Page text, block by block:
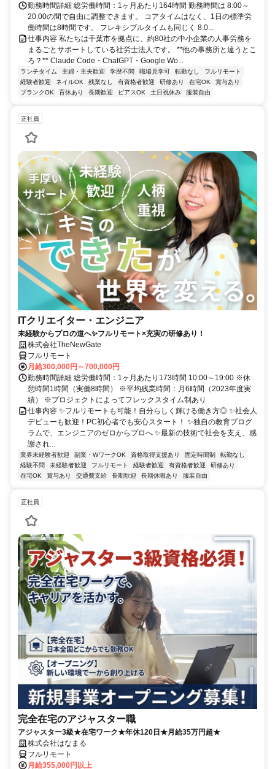
勤務時間詳細 総労働時間：1ヶ月あたり164時間 勤務時間は 8:00～
20:00の間で自由に調整できます。 コアタイムはなく、1日の標準労
働時間は8時間です。 フレキシブルタイムも同じく 8:0...
仕事内容 私たちは千葉市を拠点に、約80社の中小企業の人事労務を
まるごとサポートしている社労士法人です。 **他の事務所と違うとこ
ろ？** Claude Code・ChatGPT・Google Wo...
ランチタイム 主婦・主夫歓迎 学歴不問 職場見学可 転勤なし
フルリモート
経験者歓迎
ネイルOK 残業なし 有資格者歓迎 研修あり 在宅OK
賞与あり
ブランクOK
育休あり 長期歓迎 ピアスOK 土日祝休み 服装自由
正社員
ITクリエイター・エンジニア
未経験からプロの道へ✨フルリモート×充実の研修あり！
株式会社TheNewGate
フルリモート
月給300,000円～700,000円
勤務時間詳細 総労働時間：1ヶ月あたり173時間 10:00～19:00 ※休
憩時間1時間（実働8時間） ※平均残業時間：月6時間（2023年度実
績） ※プロジェクトによってフレックスタイム制あり
仕事内容 ✨フルリモートも可能！自分らしく輝ける働き方◎ ✨社会人
デビューも歓迎！PC初心者でも安心スタート！ ✨独自の教育プログ
ラムで、エンジニアのゼロからプロへ ✨最新の技術で社会を支え、感
謝され...
業界未経験者歓迎 副業・WワークOK 資格取得支援あり 固定時間制
転勤なし
経験不問
未経験者歓迎 フルリモート 経験者歓迎 有資格者歓迎
研修あり
在宅OK
賞与あり 交通費支給 長期歓迎 長期休暇あり 服装自由
正社員
完全在宅のアジャスター職
アジャスター3級★在宅ワーク★年休120日★月給35万円超★
株式会社はなまる
フルリモート
月給355,000円以上